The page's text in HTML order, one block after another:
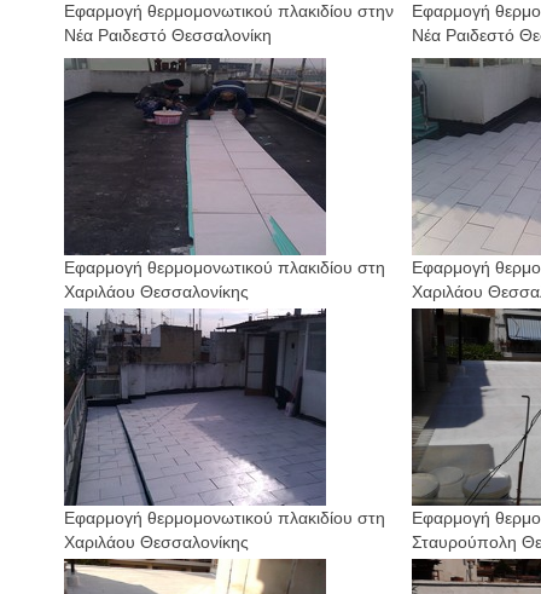
Εφαρμογή θερμομονωτικού πλακιδίου στην
Νέα Ραιδεστό Θεσσαλονίκη
Еφαρμογή
Νέα Ραιδεστό
Εφαρμογή θερμομονωτικού πλακιδίου στη
Χαριλάου Θεσσαλονίκης
Εφαρμογή
Χαριλάου
Εφαρμογή θερμομονωτικού πλακιδίου στη
Χαριλάου Θεσσαλονίκης
Εφαρμογή
Σταυρούπολη